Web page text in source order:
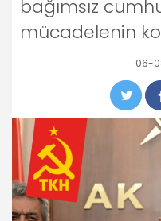
bağımsız
mücadelenin
06-